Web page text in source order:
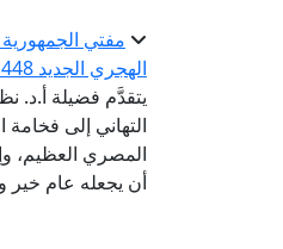
مفتي
الهجري الجديد 1448هـ
يتقدَّم فضيلة أ.د.
التهاني إلى
أن يجعله عام خير